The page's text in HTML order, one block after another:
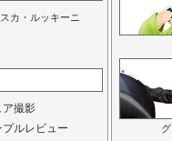
カ・ルッキーニ
ア撮影
プルレビュー